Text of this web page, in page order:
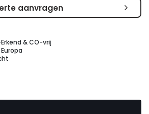
aanvragen
Erkend & CO-vrij